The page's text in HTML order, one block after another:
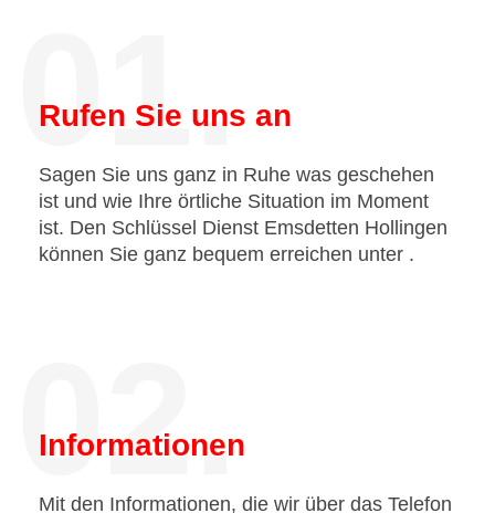
01.
Rufen Sie uns an
Sagen Sie uns ganz in Ruhe was geschehen
ist und wie Ihre örtliche Situation im Moment
ist. Den Schlüssel Dienst Emsdetten Hollingen
können Sie ganz bequem erreichen unter .
02.
Informationen
Mit den Informationen, die wir über das Telefon